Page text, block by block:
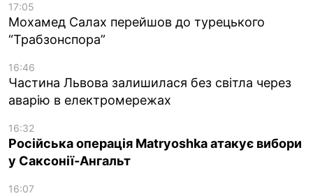
17:05
Мохамед Салах перейшов до турецького
“Трабзонспора”
16:46
Частина Львова залишилася без світла через
аварію в електромережах
16:32
Російська операція Matryoshka атакує вибори
у Саксонії-Ангальт
16:07